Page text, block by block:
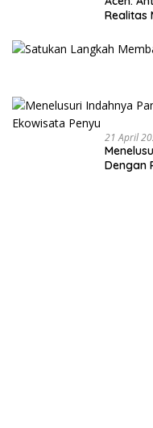
Realitas
21 April
Dengan